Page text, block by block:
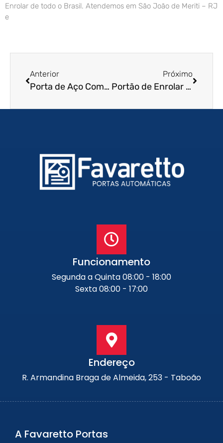
Enrolar de todo o Brasil. Atendemos em São João de Meriti – RJ
e
Anterior
Porta de Aço Comercial em Sumaré – SP
Próximo
Portão de Enrolar Residencial em Barueri – SP
Funcionamento
Segunda a Quinta 08:00 - 18:00
Sexta 08:00 - 17:00
Endereço
R. Armandina Braga de Almeida, 253 - Taboão
A Favaretto Portas